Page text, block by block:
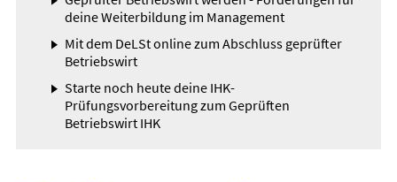
deine Weiterbildung im Management
Mit dem DeLSt online zum Abschluss geprüfter
Betriebswirt
Starte noch heute deine IHK-
Prüfungsvorbereitung zum Geprüften
Betriebswirt IHK